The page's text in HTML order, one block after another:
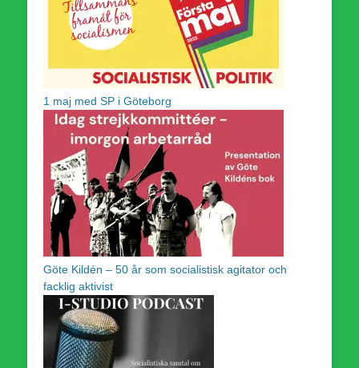
1 maj med SP i Göteborg
Göte Kildén – 50 år som socialistisk agitator och
facklig aktivist